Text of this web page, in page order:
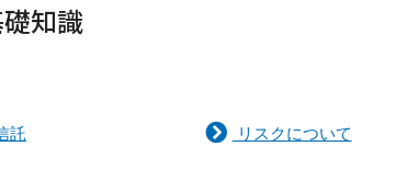
知識
託 リスクについて